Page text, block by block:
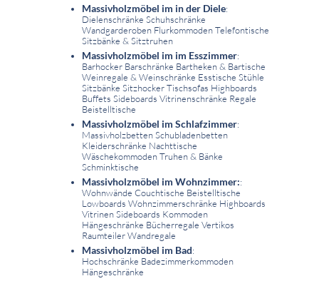
Massivholzmöbel im in der Diele:
Dielenschränke Schuhschränke
Wandgarderoben Flurkommoden Telefontische
Sitzbänke & Sitztruhen
Massivholzmöbel im im Esszimmer:
Barhocker Barschränke Bartheken & Bartische
Weinregale & Weinschränke Esstische Stühle
Sitzbänke Sitzhocker Tischsofas Highboards
Buffets Sideboards Vitrinenschränke Regale
Beistelltische
Massivholzmöbel im Schlafzimmer:
Massivholzbetten Schubladenbetten
Kleiderschränke Nachttische
Wäschekommoden Truhen & Bänke
Schminktische
Massivholzmöbel im Wohnzimmer::
Wohnwände Couchtische Beistelltische
Lowboards Wohnzimmerschränke Highboards
Vitrinen Sideboards Kommoden
Hängeschränke Bücherregale Vertikos
Raumteiler Wandregale
Massivholzmöbel im Bad:
Hochschränke Badezimmerkommoden
Hängeschränke